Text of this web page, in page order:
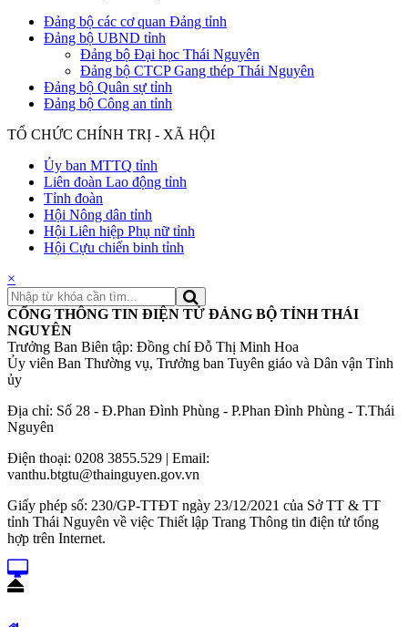
Đảng bộ các cơ quan Đảng tỉnh
Đảng bộ UBND tỉnh
Đảng bộ Đại học Thái Nguyên
Đảng bộ CTCP Gang thép Thái Nguyên
Đảng bộ Quân sự tỉnh
Đảng bộ Công an tỉnh
TỔ CHỨC CHÍNH TRỊ - XÃ HỘI
Ủy ban MTTQ tỉnh
Liên đoàn Lao động tỉnh
Tỉnh đoàn
Hội Nông dân tỉnh
Hội Liên hiệp Phụ nữ tỉnh
Hội Cựu chiến binh tỉnh
×
CỔNG THÔNG TIN ĐIỆN TỬ ĐẢNG BỘ TỈNH THÁI
NGUYÊN
Trưởng Ban Biên tập: Đồng chí Đỗ Thị Minh Hoa
Ủy viên Ban Thường vụ, Trưởng ban Tuyên giáo và Dân vận Tỉnh
ủy
Địa chỉ: Số 28 - Đ.Phan Đình Phùng - P.Phan Đình Phùng - T.Thái
Nguyên
Điện thoại: 0208 3855.529 | Email:
vanthu.btgtu@thainguyen.gov.vn
Giấy phép số: 230/GP-TTĐT ngày 23/12/2021 của Sở TT & TT
tỉnh Thái Nguyên về việc Thiết lập Trang Thông tin điện tử tổng
hợp trên Internet.